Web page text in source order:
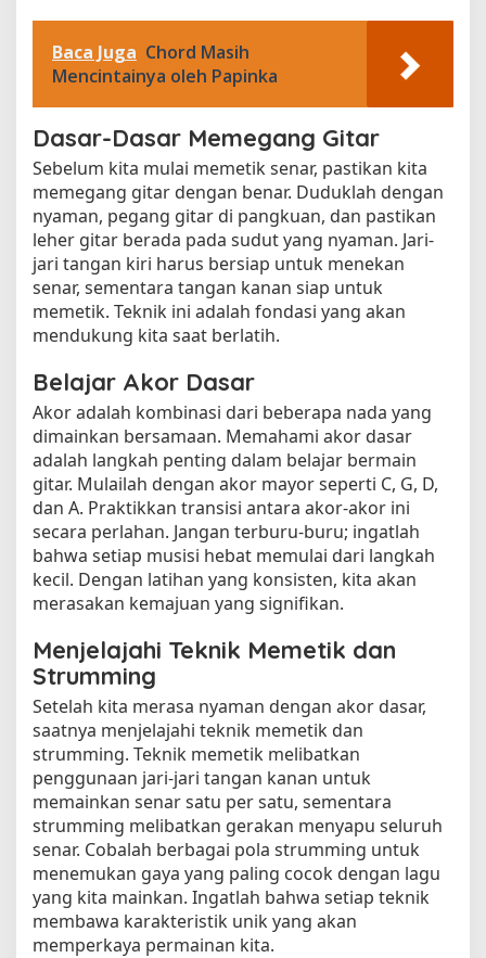
Baca Juga Chord Masih
Mencintainya oleh Papinka
Dasar-Dasar Memegang Gitar
Sebelum kita mulai memetik senar, pastikan kita
memegang gitar dengan benar. Duduklah dengan
nyaman, pegang gitar di pangkuan, dan pastikan
leher gitar berada pada sudut yang nyaman. Jari-
jari tangan kiri harus bersiap untuk menekan
senar, sementara tangan kanan siap untuk
memetik. Teknik ini adalah fondasi yang akan
mendukung kita saat berlatih.
Belajar Akor Dasar
Akor adalah kombinasi dari beberapa nada yang
dimainkan bersamaan. Memahami akor dasar
adalah langkah penting dalam belajar bermain
gitar. Mulailah dengan akor mayor seperti C, G, D,
dan A. Praktikkan transisi antara akor-akor ini
secara perlahan. Jangan terburu-buru; ingatlah
bahwa setiap musisi hebat memulai dari langkah
kecil. Dengan latihan yang konsisten, kita akan
merasakan kemajuan yang signifikan.
Menjelajahi Teknik Memetik dan
Strumming
Setelah kita merasa nyaman dengan akor dasar,
saatnya menjelajahi teknik memetik dan
strumming. Teknik memetik melibatkan
penggunaan jari-jari tangan kanan untuk
memainkan senar satu per satu, sementara
strumming melibatkan gerakan menyapu seluruh
senar. Cobalah berbagai pola strumming untuk
menemukan gaya yang paling cocok dengan lagu
yang kita mainkan. Ingatlah bahwa setiap teknik
membawa karakteristik unik yang akan
memperkaya permainan kita.